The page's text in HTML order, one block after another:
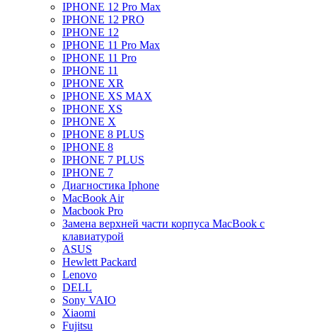
IPHONE 12 Pro Max
IPHONE 12 PRO
IPHONE 12
IPHONE 11 Pro Max
IPHONE 11 Pro
IPHONE 11
IPHONE XR
IPHONE XS MAX
IPHONE XS
IPHONE X
IPHONE 8 PLUS
IPHONE 8
IPHONE 7 PLUS
IPHONE 7
Диагностика Iphone
MacBook Air
Macbook Pro
Замена верхней части корпуса MacBook с
клавиатурой
ASUS
Hewlett Packard
Lenovo
DELL
Sony VAIO
Xiaomi
Fujitsu